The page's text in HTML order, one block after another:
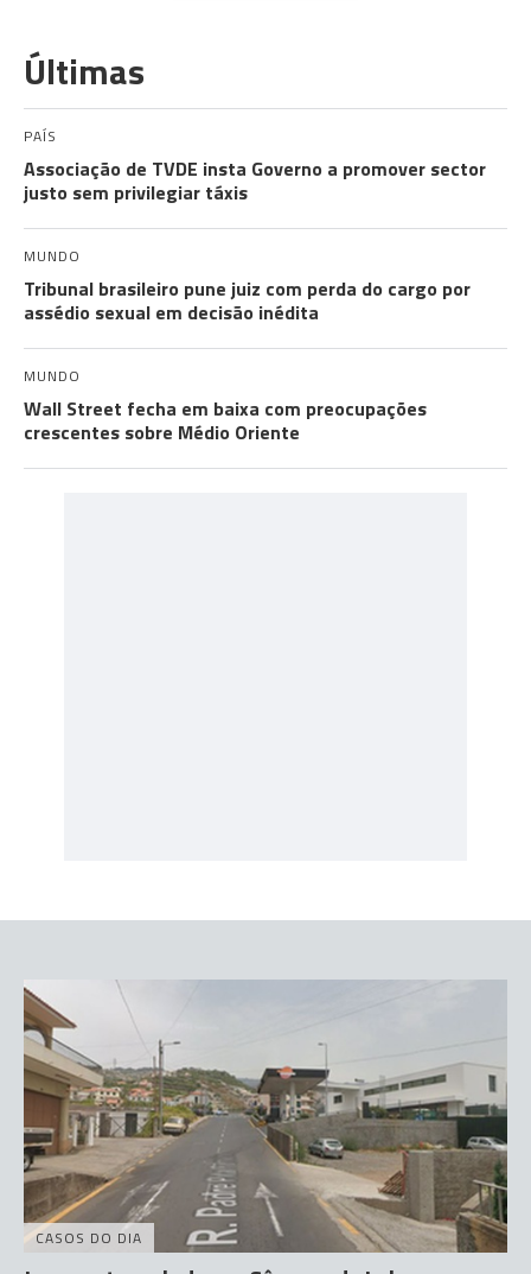
Últimas
PAÍS
Associação de TVDE insta Governo a promover sector
justo sem privilegiar táxis
MUNDO
Tribunal brasileiro pune juiz com perda do cargo por
assédio sexual em decisão inédita
MUNDO
Wall Street fecha em baixa com preocupações
crescentes sobre Médio Oriente
CASOS DO DIA